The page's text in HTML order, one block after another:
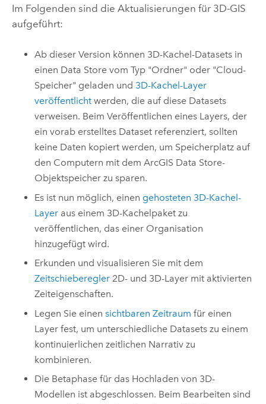
Im Folgenden sind die Aktualisierungen für 3D-GIS
aufgeführt:
Ab dieser Version können 3D-Kachel-Datasets in
einen Data Store vom Typ "Ordner" oder "Cloud-
Speicher" geladen und 3D-Kachel-Layer
veröffentlicht werden, die auf diese Datasets
verweisen. Beim Veröffentlichen eines Layers, der
ein vorab erstelltes Dataset referenziert, sollten
keine Daten kopiert werden, um Speicherplatz auf
den Computern mit demArcGIS Data Store-
Objektspeicher zu sparen.
Es ist nun möglich, einen gehosteten 3D-Kachel-
Layer aus einem 3D-Kachelpaket zu
veröffentlichen, das einer Organisation
hinzugefügt wird.
Erkunden und visualisieren Sie mit dem
Zeitschieberegler 2D- und 3D-Layer mit aktivierten
Zeiteigenschaften.
Legen Sie einensichtbaren Zeitraum für einen
Layer fest, um unterschiedliche Datasets zu einem
kontinuierlichen zeitlichen Narrativ zu
kombinieren.
Die Betaphase für das Hochladen von 3D-
Modellen ist abgeschlossen. Beim Bearbeiten sind